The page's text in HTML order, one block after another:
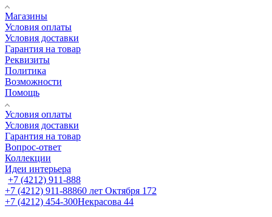
Магазины
Условия оплаты
Условия доставки
Гарантия на товар
Реквизиты
Политика
Возможности
Помощь
Условия оплаты
Условия доставки
Гарантия на товар
Вопрос-ответ
Коллекции
Идеи интерьера
+7 (4212) 911-888
+7 (4212) 911-88860 лет Октября 172
+7 (4212) 454-300Некрасова 44